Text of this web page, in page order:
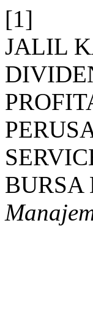
[1]
JALIL
BURSA